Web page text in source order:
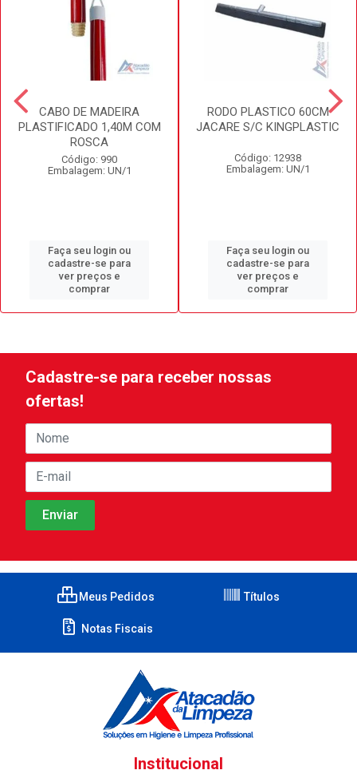
CABO DE MADEIRA
PLASTIFICADO 1,40M COM
ROSCA
Código: 990
Embalagem: UN/1
Faça seu login ou
cadastre-se para
ver preços e
comprar
RODO PLASTICO 60CM
JACARE S/C KINGPLASTIC
Código: 12938
Embalagem: UN/1
Faça seu login ou
cadastre-se para
ver preços e
comprar
Cadastre-se para receber nossas
ofertas!
Meus Pedidos Títulos
Notas Fiscais
Institucional